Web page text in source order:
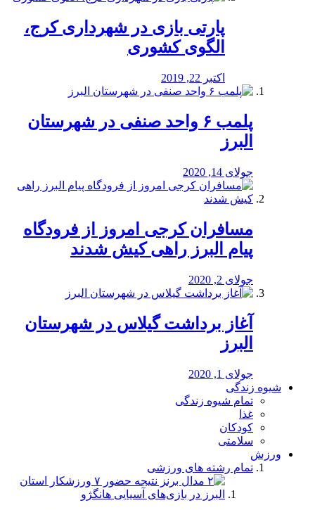
پارتی بازی در شهرداری کرج،
الگوی کشوری
اکتبر 22, 2019
پلمب ۶ واحد صنفی در شهرستان
البرز
جولای 14, 2020
مسافران کرجی امروز از فرودگاه
پیام البرز راهی کیش شدند
جولای 2, 2020
آغاز برداشت گیلاس در شهرستان
البرز
جولای 1, 2020
شیوه زندگی
تمام شیوه زندگی
غذا
کودکان
سلامتی
ورزش
تمام رشته های ورزشی